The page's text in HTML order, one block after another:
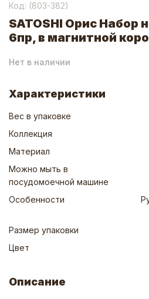
Код: (803-382)
SATOSHI Орис Набор
6пр, в магнитной
Нет в наличии
Характеристики
Вес в упаковке
Коллекция
Материал
Можно мыть в
посудомоечной машине
Особенности
Размер упаковки
Цвет
Описание